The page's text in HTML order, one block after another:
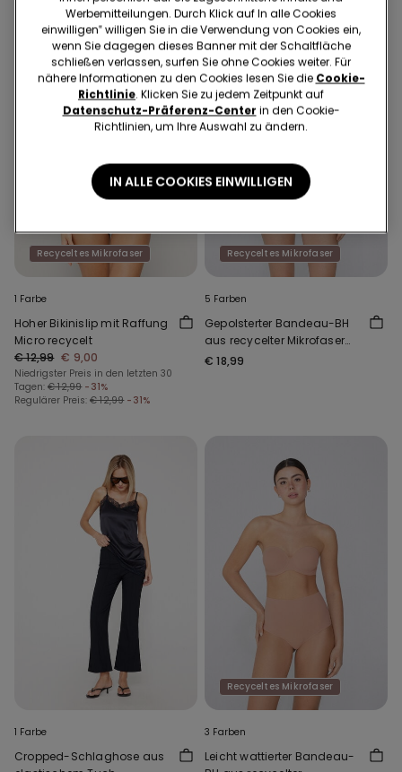
Recyceltes Mikrofaser
1 Farbe
Hoher Bikinislip mit Raffung
Micro recycelt
€ 12,99 € 9,00
Niedrigster Preis in den letzten 30
Tagen: € 12,99 -31%
Regulärer Preis: € 12,99 -31%
Recyceltes Mikrofaser
5 Farben
Gepolsterter Bandeau-BH
aus recycelter Mikrofaser
mit Ausschnitt
€ 18,99
1 Farbe
Cropped-Schlaghose aus
Recyceltes Mikrofaser
3 Farben
Leicht wattierter Bandeau-
Werbemitteilungen. Durch Klick auf In alle Cookies
einwilligen‟ willigen Sie in die Verwendung von Cookies ein,
wenn Sie dagegen dieses Banner mit der Schaltfläche
schließen verlassen, surfen Sie ohne Cookies weiter. Für
nähere Informationen zu den Cookies lesen Sie die Cookie-
Richtlinie. Klicken Sie zu jedem Zeitpunkt auf
Datenschutz-Präferenz-Center in den Cookie-
Richtlinien, um Ihre Auswahl zu ändern.
IN ALLE COOKIES EINWILLIGEN